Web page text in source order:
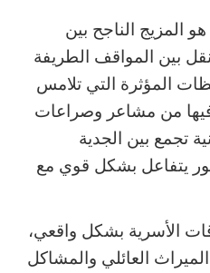
المزيج الناجح بين
بين المواقف الطريفة
المؤثرة التي تلامس
فيها من مشاعر وصراعات
تجمع بين الجدية
يتفاعل بشكل قوي مع
الأسرية بشكل واقعي،
العائلي والمشاكل